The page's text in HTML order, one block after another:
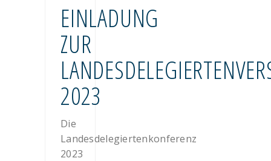
EINLADUNG
ZUR
2023
Die
Landesdelegiertenkonferenz
2023